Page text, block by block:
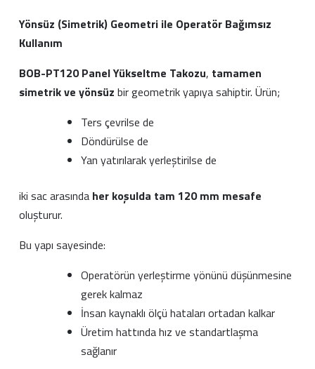
Yönsüz (Simetrik) Geometri ile Operatör Bağımsız
Kullanım
BOB-PT120 Panel Yükseltme Takozu, tamamen
simetrik ve yönsüz bir geometrik yapıya sahiptir. Ürün;
Ters çevrilse de
Döndürülse de
Yan yatırılarak yerleştirilse de
iki sac arasında her koşulda tam 120 mm mesafe
oluşturur.
Bu yapı sayesinde:
Operatörün yerleştirme yönünü düşünmesine
gerek kalmaz
İnsan kaynaklı ölçü hataları ortadan kalkar
Üretim hattında hız ve standartlaşma
sağlanır